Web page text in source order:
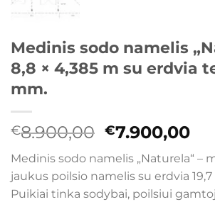
Medinis sodo namelis
8,8 × 4,385 m su erdvia
mm.
€8.900,00 Original
price
was:
€8.900,00.
€7.900,00
is:
Medinis sodo namelis „Naturela“ –
jaukus poilsio namelis su erdvia 19,7
Puikiai tinka sodybai, poilsiui